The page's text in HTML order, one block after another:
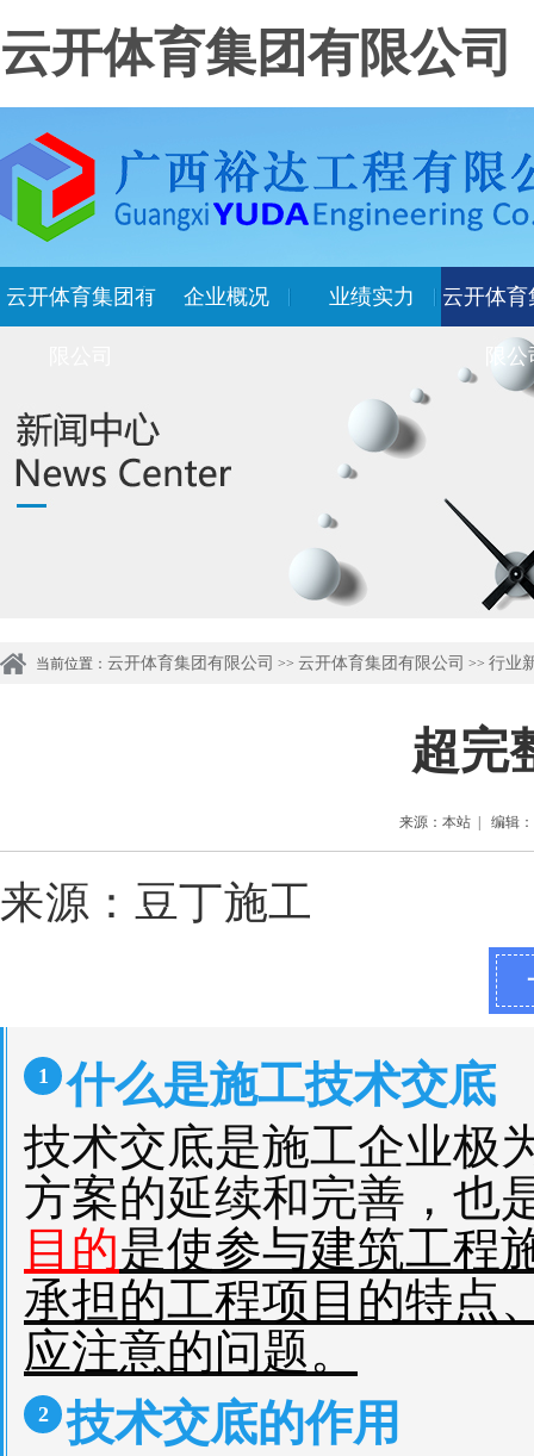
云开体育集团有限公司
云开体育集团有 企业概况 业绩实力 云开体育
限
当前位置： 云开体育集团有限公司 >> 云开体育集团有限公司 >> 行业
超完
来源：本站 | 编辑
来源： 豆丁施工
1
什么是施工技术交底
技术交底是施工企业极
方案的延续和完善，也
目的是使参与建筑工程
承担的工程项目的特点
应注意的问题。
2
技术交底的作用